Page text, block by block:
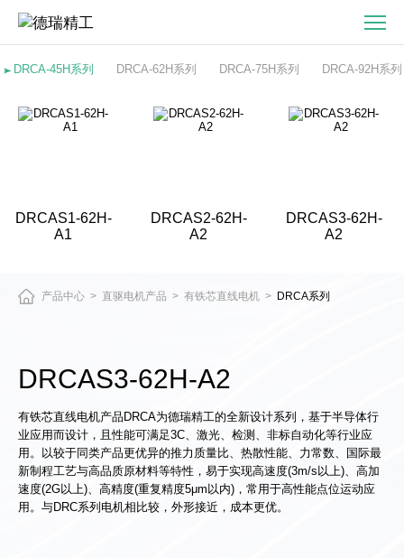
DRCAS3-
62H-
A2
有
机
DRCA-45H系列 DRCA-62H系列 DRCA-75H系列 DRCA-92H系列
DRCAS1-62H-
A1
DRCAS2-62H-
A2
DRCAS3-62H-
A2
产品中心 > 直驱电机产品 > 有铁芯直线电机 > DRCA系列
DRCAS3-62H-A2
有铁芯直线电机产品DRCA为德瑞精工的全新设计系列，基于半导体行
业应用而设计，且性能可满足3C、激光、检测、非标自动化等行业应
用。以较于同类产品更优异的推力质量比、热散性能、力常数、国际最
新制程工艺与高品质原材料等特性，易于实现高速度(3m/s以上)、高加
速度(2G以上)、高精度(重复精度5μm以内)，常用于高性能点位运动应
用。与DRC系列电机相比较，外形接近，成本更优。